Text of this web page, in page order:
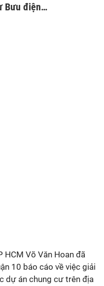
Bưu điện…
HCM Võ Văn Hoan đã
10 báo cáo về việc giải
dự án chung cư trên địa